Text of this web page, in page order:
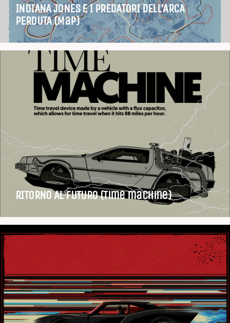
INDIANA JONES E I PREDATORI DELL’ARCA
PERDUTA (Map)
RITORNO AL FUTURO (Time machine)